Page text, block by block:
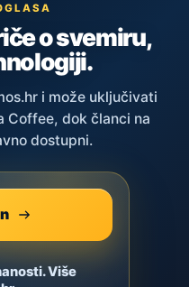
o svemiru,
i može uključivati
Coffee, dok članci na
dostupni.
Više